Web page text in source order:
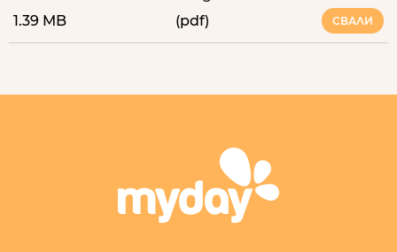
1.39 MB
(pdf) СВАЛИ